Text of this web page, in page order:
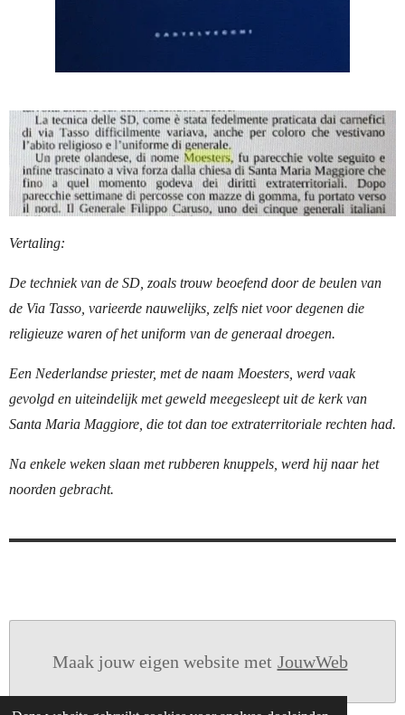
Vertaling:
De techniek van de SD, zoals trouw beoefend door de beulen van
de Via Tasso, varieerde nauwelijks, zelfs niet voor degenen die
religieuze waren of het uniform van de generaal droegen.
Een Nederlandse priester, met de naam Moesters, werd vaak
gevolgd en uiteindelijk met geweld meegesleept uit de kerk van
Santa Maria Maggiore, die tot dan toe extraterritoriale rechten had.
Na enkele weken slaan met rubberen knuppels, werd hij naar het
noorden gebracht.
Maak jouw eigen website met JouwWeb